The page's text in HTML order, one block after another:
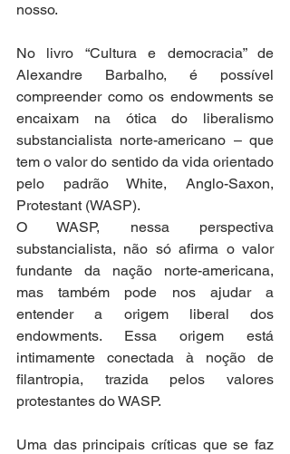
nosso.
No livro “Cultura e democracia” de
Alexandre Barbalho, é possível
compreender como os endowments se
encaixam na ótica do liberalismo
substancialista norte-americano – que
tem o valor do sentido da vida orientado
pelo padrão White, Anglo-Saxon,
Protestant (WASP).
O WASP, nessa perspectiva
substancialista, não só afirma o valor
fundante da nação norte-americana,
mas também pode nos ajudar a
entender a origem liberal dos
endowments. Essa origem está
intimamente conectada à noção de
filantropia, trazida pelos valores
protestantes do WASP.
Uma das principais críticas que se faz